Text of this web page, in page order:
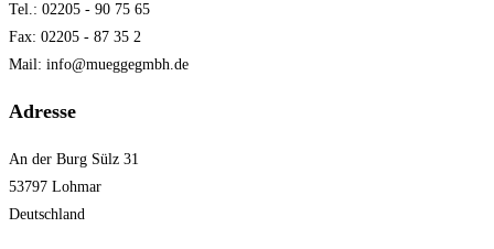
Tel.: 02205 - 90 75 65
Fax: 02205 - 87 35 2
Mail: info@mueggegmbh.de
Adresse
An der Burg Sülz 31
53797 Lohmar
Deutschland